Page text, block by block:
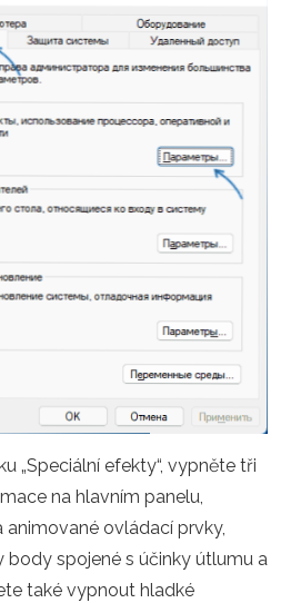
„Speciální efekty“, vypněte tři
na hlavním panelu,
animované ovládací prvky,
body spojené s účinky útlumu a
také vypnout hladké